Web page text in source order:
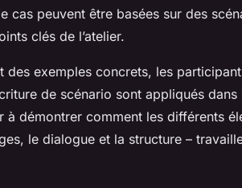
cas peuvent être basées sur des
clés de l’atelier.
des exemples concrets, les
de scénario sont appliqués
à démontrer comment les différents
le dialogue et la structure –